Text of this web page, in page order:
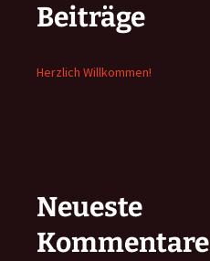
Beiträge
Herzlich Willkommen!
Neueste
Kommentare